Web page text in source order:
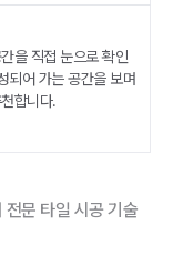
을 직접 눈으로 확인
되어 가는 공간을 보며
합니다.
문 타일 시공 기술